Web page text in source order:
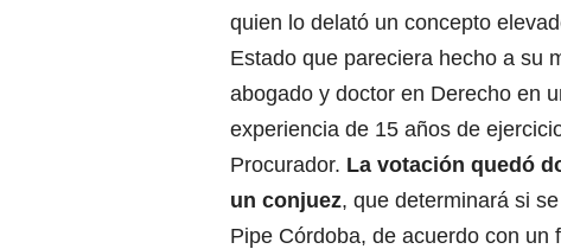
quien lo delató un concepto
Estado que pareciera hecho a su
abogado y doctor en Derecho en
experiencia de 15 años de
Procurador. La votación quedó
un conjuez, que determinará si
Pipe Córdoba, de acuerdo con un